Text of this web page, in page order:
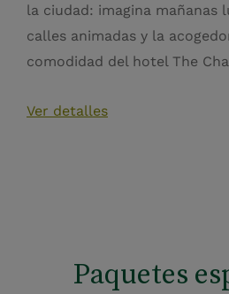
la ciudad: imagina mañanas
calles animadas y la
comodidad del hotel The
Ver detalles
Paquetes